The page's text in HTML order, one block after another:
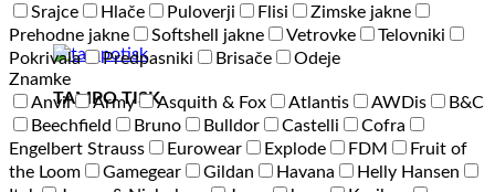
TAMPO TISK
Srajce
Hlače Puloverji Flisi
Zimske jakne
Prehodne jakne
Softshell jakne Vetrovke
Telovniki
Pokrivala
Predpasniki Brisače
Odeje
Znamke
Anvil
Army Asquith & Fox Atlantis AWDis
B&C
Beechfield
Bruno Bulldor Castelli
Cofra
Engelbert Strauss
Eurowear Explode FDM
Fruit of
the Loom
Gamegear Gildan Havana
Helly Hansen